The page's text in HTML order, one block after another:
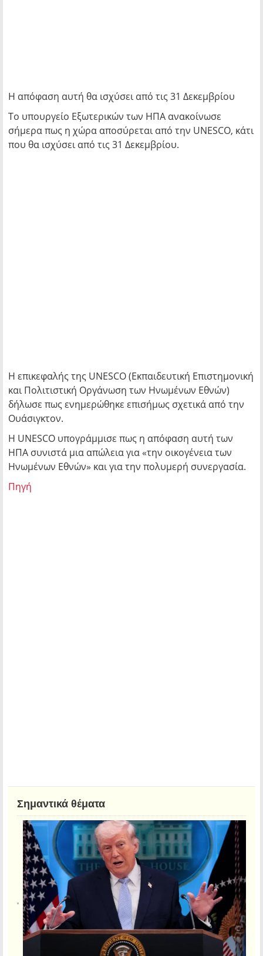
Η απόφαση αυτή θα ισχύσει από τις 31 Δεκεμβρίου
Το υπουργείο Εξωτερικών των ΗΠΑ ανακοίνωσε
σήμερα πως η χώρα αποσύρεται από την UNESCO, κάτι
που θα ισχύσει από τις 31 Δεκεμβρίου.
Η επικεφαλής της UNESCO (Εκπαιδευτική Επιστημονική
και Πολιτιστική Οργάνωση των Ηνωμένων Εθνών)
δήλωσε πως ενημερώθηκε επισήμως σχετικά από την
Ουάσιγκτον.
Η UNESCO υπογράμμισε πως η απόφαση αυτή των
ΗΠΑ συνιστά μια απώλεια για «την οικογένεια των
Ηνωμένων Εθνών» και για την πολυμερή συνεργασία.
Πηγή
Σημαντικά θέματα